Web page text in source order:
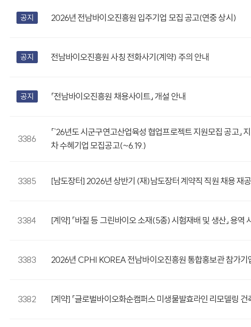
공지 2026년 전남바이오진흥원 입주기업 모집 공고(연중 상시)
공지 전남바이오진흥원 사칭 전화사기(계약) 주의 안내
공지 「전남바이오진흥원 채용사이트」 개설 안내
3386
「`26년도 시군구연고산업육성 협업프로젝트 지원모집 공고
차 수혜기업 모집공고(~6.19.)
3385 [남도장터] 2026년 상반기 (재)남도장터 계약직 직원 채용 재
3384 [계약] 「바질 등 그린바이오 소재(5종) 시험재배 및 생산」 용역
3383 2026년 CPHI KOREA 전남바이오진흥원 통합홍보관 참가
3382 [계약] 「글로벌바이오화순캠퍼스 미생물발효라인 리모델링 건